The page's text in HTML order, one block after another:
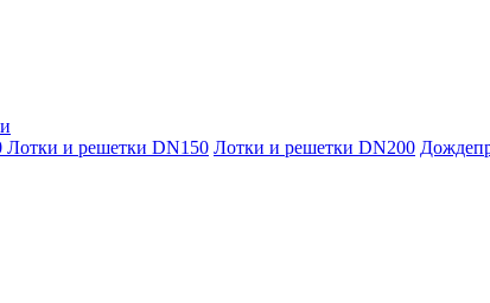
Лотки и решетки DN150 Лотки и решетки DN200